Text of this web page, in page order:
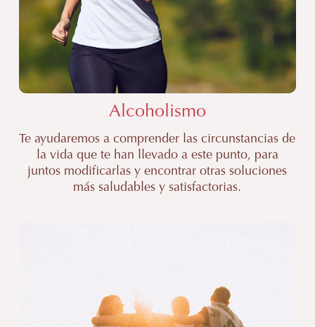
Alcoholismo
Te ayudaremos a comprender las circunstancias de
la vida que te han llevado a este punto, para
juntos modificarlas y encontrar otras soluciones
más saludables y satisfactorias.